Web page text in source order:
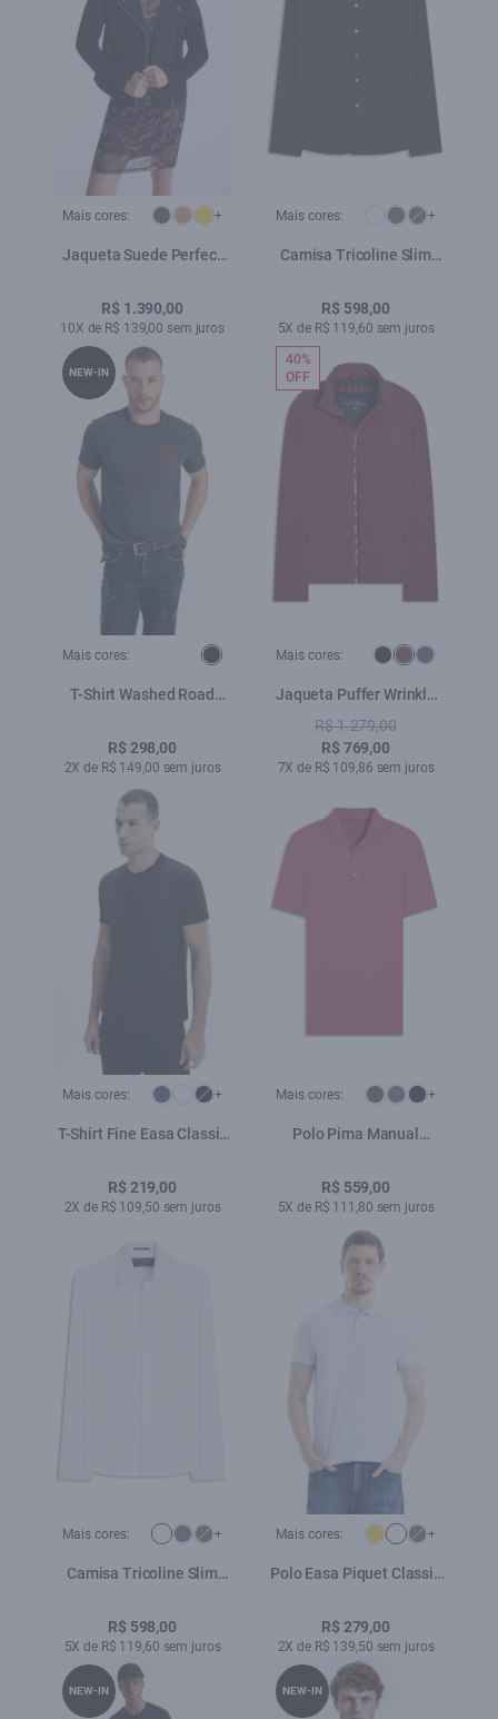
Mais cores: +
Jaqueta Suede Perfect
R$ 1.390,00
10X de R$ 139,00 sem juros
Mais cores: +
Camisa Tricoline Slim
R$ 598,00
5X de R$ 119,60 sem juros
Mais cores:
T-Shirt Washed Road
R$ 298,00
2X de R$ 149,00 sem juros
NEW-IN
Mais cores:
Jaqueta Puffer Wrinkle
Ellus Bordeaux
R$ 1.279,00
R$ 769,00
7X de R$ 109,86 sem juros
40%
OFF
Mais cores: +
T-Shirt Fine Easa Classic
R$ 219,00
2X de R$ 109,50 sem juros
Mais cores: +
Polo Pima Manual
R$ 559,00
5X de R$ 111,80 sem juros
Mais cores: +
Camisa Tricoline Slim
R$ 598,00
5X de R$ 119,60 sem juros
Mais cores: +
Polo Easa Piquet Classic
R$ 279,00
2X de R$ 139,50 sem juros
NEW-IN NEW-IN